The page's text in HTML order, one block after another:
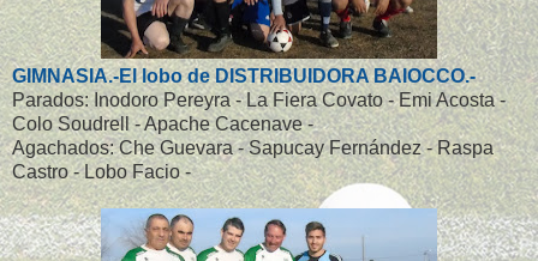
GIMNASIA.-El lobo de DISTRIBUIDORA BAIOCCO.-
Parados: Inodoro Pereyra - La Fiera Covato - Emi Acosta -
Colo Soudrell - Apache Cacenave -
Agachados: Che Guevara - Sapucay Fernández - Raspa
Castro - Lobo Facio -